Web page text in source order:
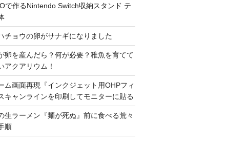
で作るNintendo Switch収納スタンド テ
チョウの卵がサナギになりました
卵を産んだら？何が必要？稚魚を育てて
アクアリウム！
ム画面再現『インクジェット用OHPフィ
キャンラインを印刷してモニターに貼る
生ラーメン『麺が死ぬ』前に食べる荒々
順